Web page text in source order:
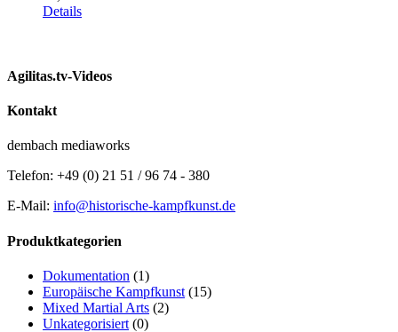
Details
Agilitas.tv-Videos
Kontakt
dembach mediaworks
Telefon: +49 (0) 21 51 / 96 74 - 380
E-Mail: info@historische-kampfkunst.de
Produktkategorien
Dokumentation (1)
Europäische Kampfkunst (15)
Mixed Martial Arts (2)
Unkategorisiert (0)